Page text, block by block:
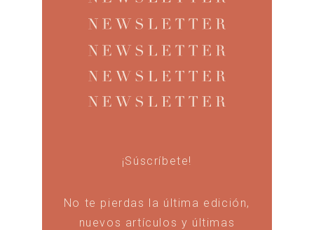
¡Súscríbete!
No te pierdas la última edición,
nuevos artículos y últimas